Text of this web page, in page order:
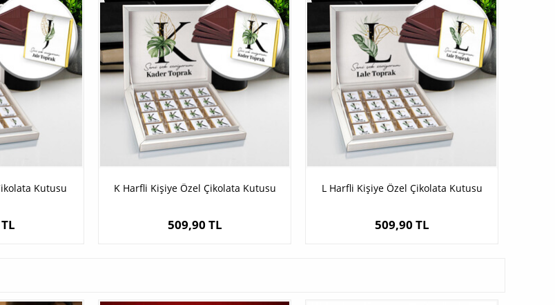
Kutusu K Harfli Kişiye Özel Çikolata Kutusu
509,90 TL
L Harfli Kişiye Özel Çikolata Kutusu
509,90 TL